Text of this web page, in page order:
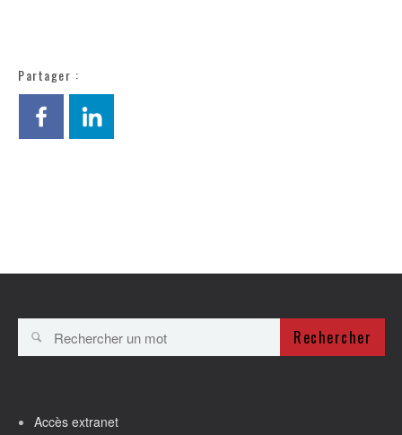
Partager :
Rechercher
Accès extranet